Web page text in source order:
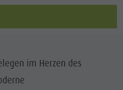
Wellness
im Herzen des